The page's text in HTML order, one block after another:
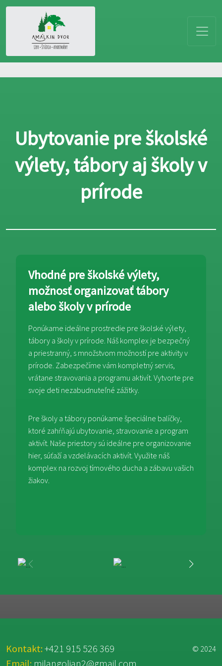
Ubytovanie pre školské
výlety, tábory aj školy v
prírode
Vhodné pre školské výlety,
možnosť organizovať tábory
alebo školy v prírode
Ponúkame ideálne prostredie pre školské výlety,
tábory a školy v prírode. Náš komplex je bezpečný
a priestranný, s množstvom možností pre aktivity v
prírode. Zabezpečíme vám kompletný servis,
vrátane stravovania a programu aktivít. Vytvorte pre
svoje deti nezabudnuteľné zážitky.
Pre školy a tábory ponúkame špeciálne balíčky,
ktoré zahŕňajú ubytovanie, stravovanie a program
aktivít. Naše priestory sú ideálne pre organizovanie
hier, súťaží a vzdelávacích aktivít. Využite náš
komplex na rozvoj tímového ducha a zábavu vašich
žiakov.
Kontakt: +421 915 526 369
Email: milangolian2@gmail.com
© 2024